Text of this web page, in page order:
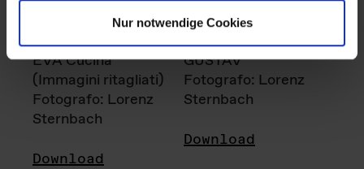
Nur notwendige Cookies
EVA Cucina
(Immagini ritagliati)
Fotografo: Lorenz
Sternbach
Download
GUSTAV
Fotografo: Lorenz
Sternbach
Download